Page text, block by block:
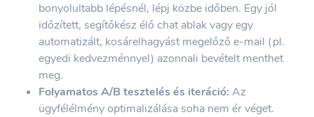
bonyolultabb lépésnél, lépj közbe időben. Egy jól
időzített, segítőkész élő chat ablak vagy egy
automatizált, kosárelhagyást megelőző e-mail (pl.
egyedi kedvezménnyel) azonnali bevételt menthet
meg.
Folyamatos A/B tesztelés és iteráció: Az
ügyfélélmény optimalizálása soha nem ér véget.